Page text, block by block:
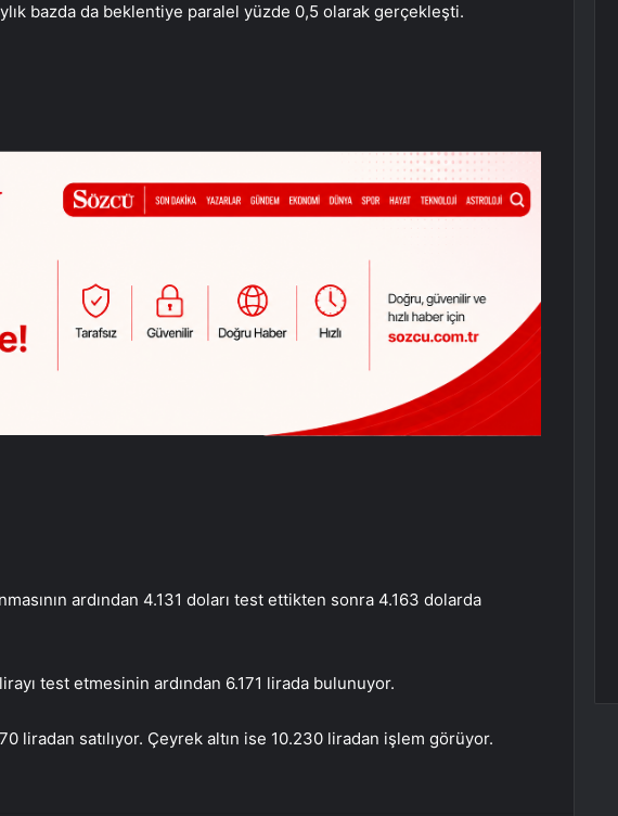
bazda da beklentiye paralel yüzde 0,5 olarak gerçekleşti.
ardından 4.131 doları test ettikten sonra 4.163 dolarda
test etmesinin ardından 6.171 lirada bulunuyor.
liradan satılıyor. Çeyrek altın ise 10.230 liradan işlem görüyor.